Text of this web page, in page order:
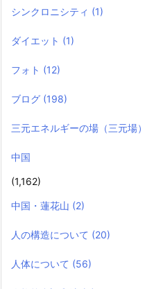
シンクロニシティ (1)
ダイエット (1)
フォト (12)
ブログ (198)
三元エネルギーの場（三元場）
中国
(1,162)
中国・蓮花山 (2)
人の構造について (20)
人体について (56)